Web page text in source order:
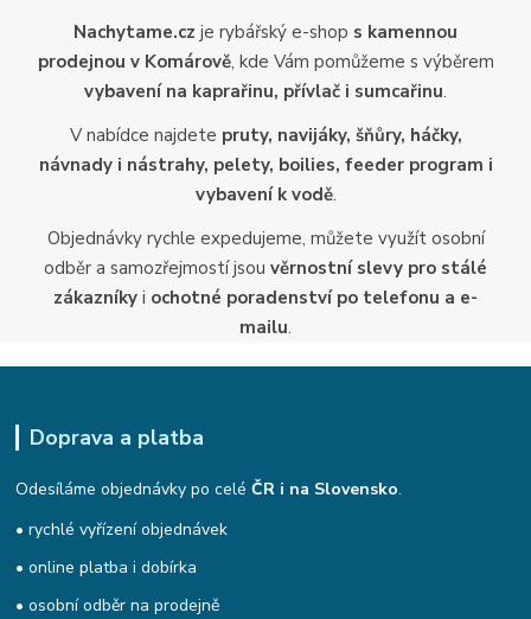
Nachytame.cz je rybářský e-shop s kamennou
prodejnou v Komárově, kde Vám pomůžeme s výběrem
vybavení na kaprařinu, přívlač i sumcařinu.
V nabídce najdete pruty, navijáky, šňůry, háčky,
návnady i nástrahy, pelety, boilies, feeder program i
vybavení k vodě.
Objednávky rychle expedujeme, můžete využít osobní
odběr a samozřejmostí jsou věrnostní slevy pro stálé
zákazníky i ochotné poradenství po telefonu a e-
mailu.
Doprava a platba
Odesíláme objednávky po celéČR i na Slovensko.
• rychlé vyřízení objednávek
• online platba i dobírka
• osobní odběr na prodejně